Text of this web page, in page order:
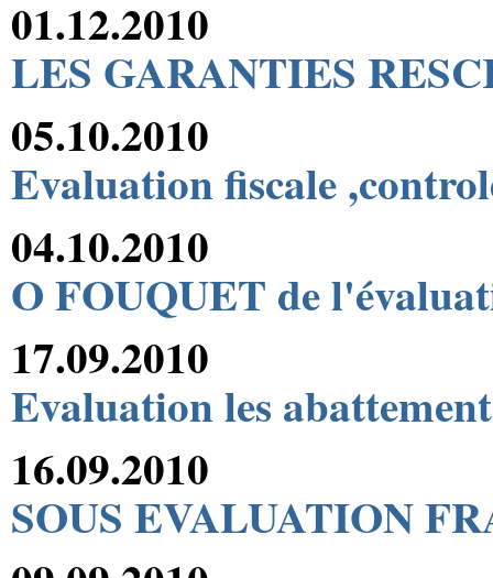
01.12.2010
LES GARANTIES
05.10.2010
Evaluation fiscale
04.10.2010
O FOUQUET de
17.09.2010
Evaluation les
16.09.2010
SOUS EVALUATION